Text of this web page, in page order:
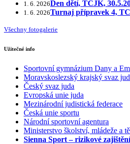
1. 6. 2026Den dětí, TCJK,
1. 6. 2026Turnaj přípravek 4,
Všechny fotogalerie
Užitečné info
Sportovní gymnázium Dany a
Moravskoslezský krajský svaz
Český svaz juda
Evropská unie juda
Mezinárodní judistická federace
Česká unie sportu
Národní sportovní agentura
Ministerstvo školství, mládeže a
Sienna Sport – rizikové